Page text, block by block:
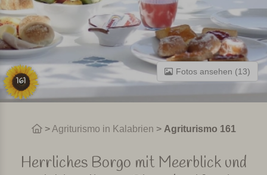
161
Fotos ansehen (13)
>Agriturismo in Kalabrien > Agriturismo 161
Herrliches Borgo mit Meerblick und